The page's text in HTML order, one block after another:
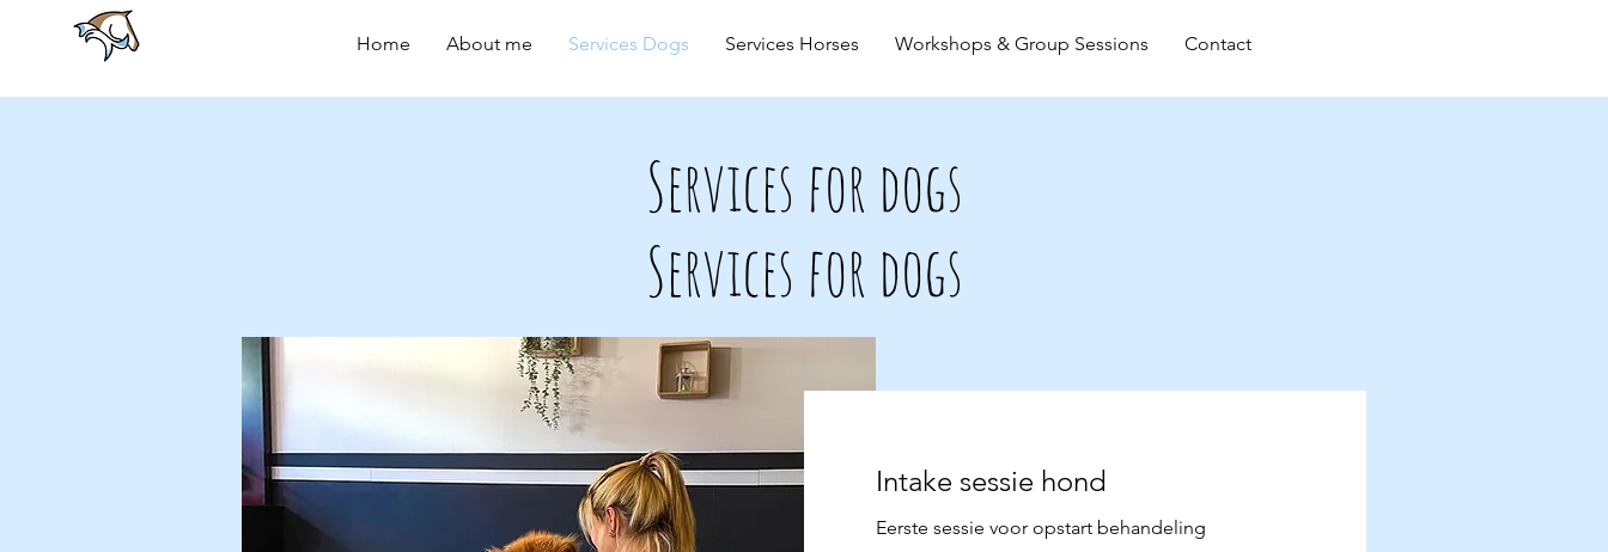
Home About me Services Dogs Services Horses Workshops & Group Sessions Contact
Services for dogs
Services for dogs
Intake sessie hond
Eerste sessie voor opstart behandeling